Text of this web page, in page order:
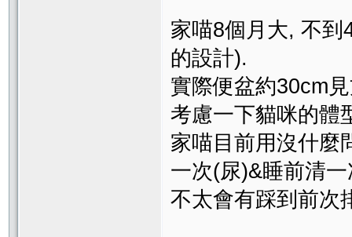
家喵8個月大, 不到
的設計).
實際便盆約30cm
考慮一下貓咪的體
家喵目前用沒什麼
一次(尿)&睡前清
不太會有踩到前次